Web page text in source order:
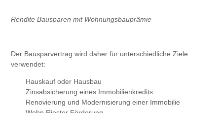
Rendite Bausparen mit Wohnungsbauprämie
Der Bausparvertrag wird daher für unterschiedliche Ziele
verwendet:
Hauskauf oder Hausbau
Zinsabsicherung eines Immobilienkredits
Renovierung und Modernisierung einer Immobilie